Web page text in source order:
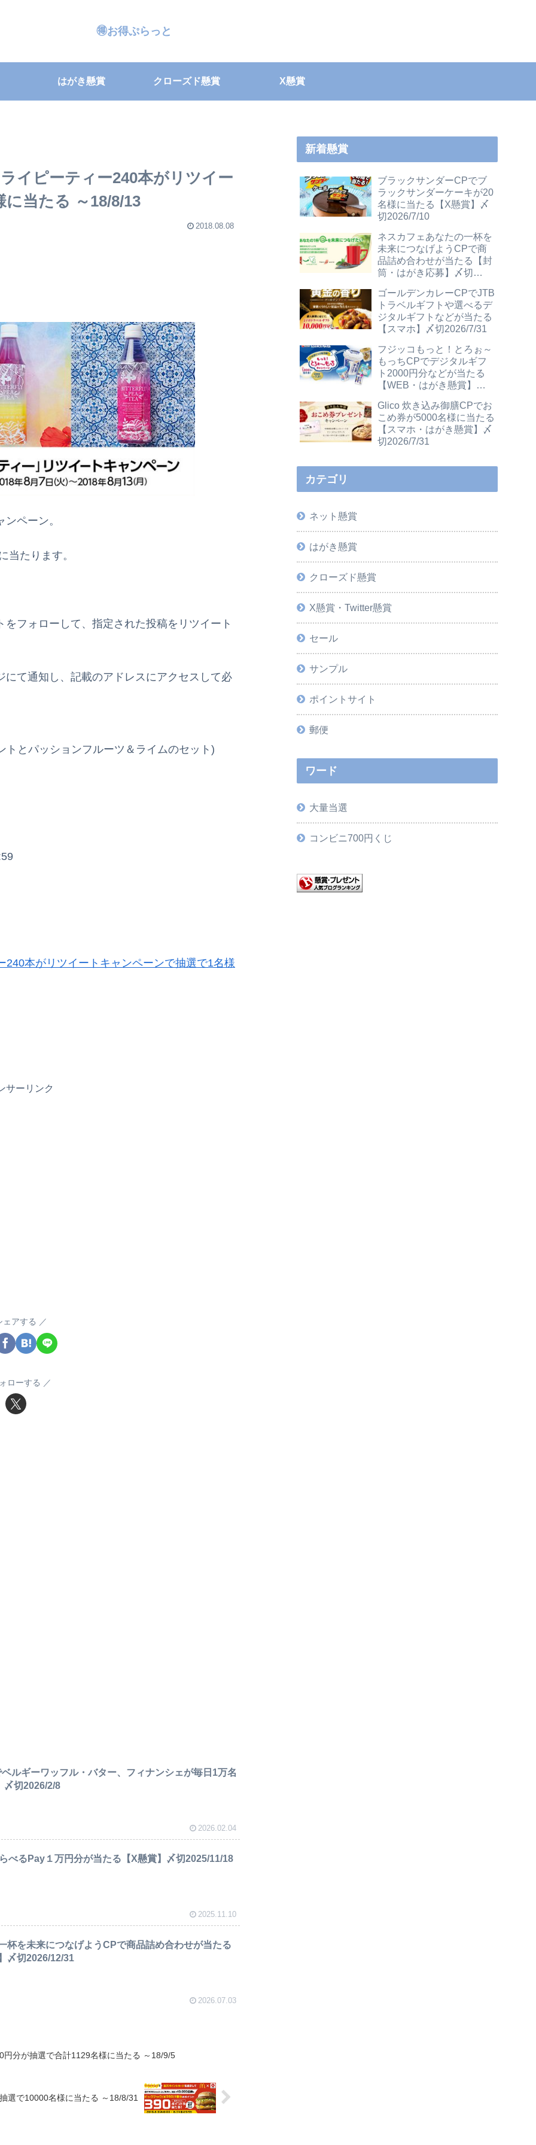
🉐お得ぷらっと
はがき懸賞 クローズド懸賞 X懸賞
イピーティー240本がリツイー
当たる ～18/8/13
2018.08.08
ペーン。
当たります。
フォローして、指定された投稿をリツイート
て通知し、記載のアドレスにアクセスして必
とパッションフルーツ＆ライムのセット)
本がリツイートキャンペーンで抽選で1名様
サーリンク
ェアする
ローする
ルギーワッフル・バター、フィナンシェが毎日1万名
〆切2026/2/8
2026.02.04
べるPay１万円分が当たる【X懸賞】〆切2025/11/18
2025.11.10
杯を未来につなげようCPで商品詰め合わせが当たる
〆切2026/12/31
2026.07.03
円分が抽選で合計1129名様に当たる ～18/9/5
選で10000名様に当たる ～18/8/31
新着懸賞
ブラックサンダーCPでブ
ラックサンダーケーキが20
名様に当たる【X懸賞】〆
切2026/7/10
ネスカフェあなたの一杯を
未来につなげようCPで商
品詰め合わせが当たる【封
筒・はがき応募】〆切
ゴールデンカレーCPでJTB
トラベルギフトや選べるデ
ジタルギフトなどが当たる
【スマホ】〆切2026/7/31
フジッコもっと！とろぉ～
もっちCPでデジタルギフ
ト2000円分などが当たる
【WEB・はがき懸賞】〆
Glico 炊き込み御膳CPでお
こめ券が5000名様に当たる
【スマホ・はがき懸賞】〆
切2026/7/31
カテゴリ
ネット懸賞
はがき懸賞
クローズド懸賞
X懸賞・Twitter懸賞
セール
サンプル
ポイントサイト
郵便
ワード
大量当選
コンビニ700円くじ